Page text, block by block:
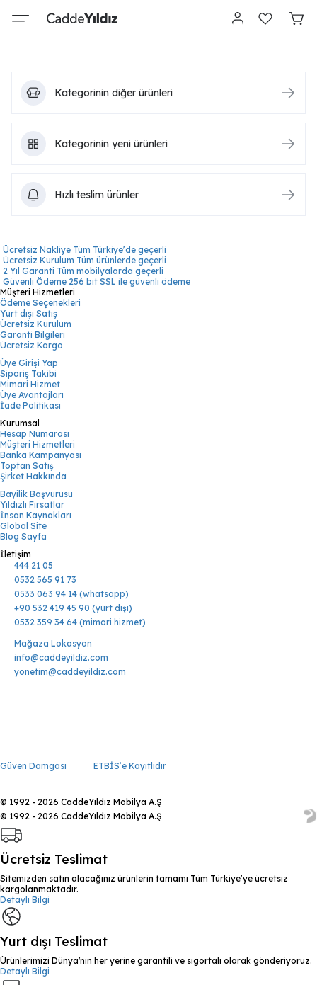
Kategorinin diğer ürünleri
Kategorinin yeni ürünleri
Hızlı teslim ürünler
Ücretsiz Nakliye Tüm Türkiye’de geçerli
Ücretsiz Kurulum Tüm ürünlerde geçerli
2 Yıl Garanti Tüm mobilyalarda geçerli
Güvenli Ödeme 256 bit SSL ile güvenli ödeme
Müşteri Hizmetleri
Ödeme Seçenekleri
Yurt dışı Satış
Ücretsiz Kurulum
Garanti Bilgileri
Ücretsiz Kargo
Üye Girişi Yap
Sipariş Takibi
Mimari Hizmet
Üye Avantajları
İade Politikası
Kurumsal
Hesap Numarası
Müşteri Hizmetleri
Banka Kampanyası
Toptan Satış
Şirket Hakkında
Bayilik Başvurusu
Yıldızlı Fırsatlar
İnsan Kaynakları
Global Site
Blog Sayfa
İletişim
444 21 05
0532 565 91 73
0533 063 94 14 (whatsapp)
+90 532 419 45 90 (yurt dışı)
0532 359 34 64 (mimari hizmet)
Mağaza Lokasyon
info@caddeyildiz.com
yonetim@caddeyildiz.com
Güven Damgası ETBİS’e Kayıtlıdır
© 1992 - 2026 CaddeYıldız Mobilya A.Ş
© 1992 - 2026 CaddeYıldız Mobilya A.Ş
Ücretsiz Teslimat
Sitemizden satın alacağınız ürünlerin tamamı Tüm Türkiye’ye ücretsiz
kargolanmaktadır.
Detaylı Bilgi
Yurt dışı Teslimat
Ürünlerimizi Dünya'nın her yerine garantili ve sigortalı olarak gönderiyoruz.
Detaylı Bilgi